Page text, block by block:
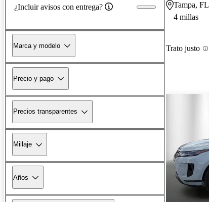
¿Incluir avisos con entrega?
Marca y modelo
Precio y pago
Precios transparentes
Millaje
Años
Tampa, FL
4 millas
Trato justo